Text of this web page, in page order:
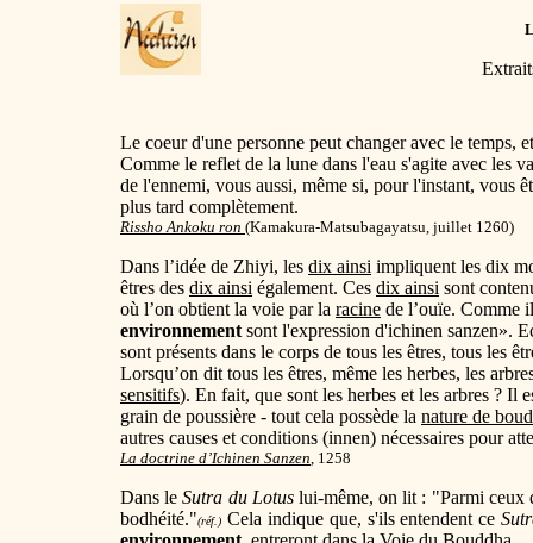
Le coeur d'une personne peut changer avec le temps,
Comme le reflet de la lune dans l'eau s'agite avec les
de l'ennemi, vous aussi, même si, pour l'instant, vous
plus tard complètement.
Rissho Ankoku ron (Kamakura-Matsubagayatsu, juillet 1260)
Dans l’idée de Zhiyi, les dix ainsi impliquent les dix
êtres des dix ainsi également. Ces dix ainsi sont
où l’on obtient la voie par la racine de l’ouïe. Comme
environnement sont l'expression d'ichinen sanzen».
sont présents dans le corps de tous les êtres, tous les
Lorsqu’on dit tous les êtres, même les herbes, les
sensitifs). En fait, que sont les herbes et les arbres ? Il
grain de poussière - tout cela possède la nature de
autres causes et conditions (innen) nécessaires pour
La doctrine d’Ichinen Sanzen, 1258
Dans leSutra du Lotuslui-même, on lit : "Parmi ceux
bodhéité."(réf.) Cela indique que, s'ils entendent ce